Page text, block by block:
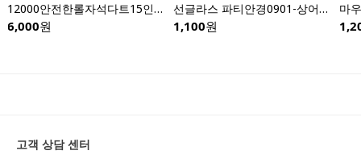
12000안전한롤자석다트15인치
6,000원
선글라스 파티안경0901-상어안경
1,100원
고객 상담 센터